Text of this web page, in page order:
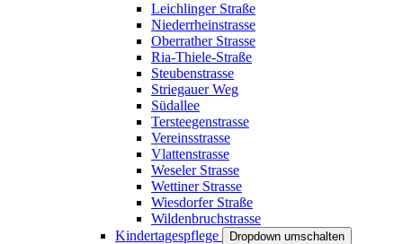
Leichlinger Straße
Niederrheinstrasse
Oberrather Strasse
Ria-Thiele-Straße
Steubenstrasse
Striegauer Weg
Südallee
Tersteegenstrasse
Vereinsstrasse
Vlattenstrasse
Weseler Strasse
Wettiner Strasse
Wiesdorfer Straße
Wildenbruchstrasse
Kindertagespflege
Dropdown umschalten